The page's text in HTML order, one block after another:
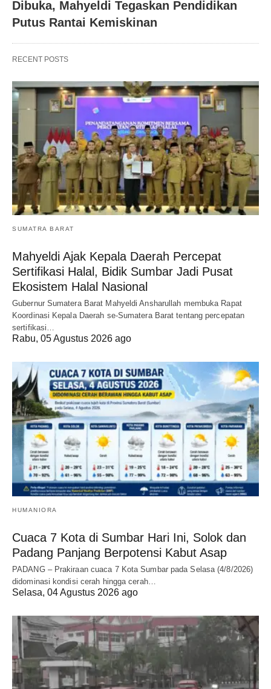
Dibuka, Mahyeldi Tegaskan Pendidikan
Putus Rantai Kemiskinan
RECENT POSTS
SUMATRA BARAT
Mahyeldi Ajak Kepala Daerah Percepat
Sertifikasi Halal, Bidik Sumbar Jadi Pusat
Ekosistem Halal Nasional
Gubernur Sumatera Barat Mahyeldi Ansharullah membuka Rapat
Koordinasi Kepala Daerah se-Sumatera Barat tentang percepatan
sertifikasi…
Rabu, 05 Agustus 2026 ago
HUMANIORA
Cuaca 7 Kota di Sumbar Hari Ini, Solok dan
Padang Panjang Berpotensi Kabut Asap
PADANG – Prakiraan cuaca 7 Kota Sumbar pada Selasa (4/8/2026)
didominasi kondisi cerah hingga cerah…
Selasa, 04 Agustus 2026 ago